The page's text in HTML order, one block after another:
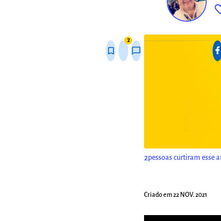
fixo
bookmark_border thumb_up_alt
2
chat_bubble_outline
2pessoas curtiram esse
Criado em 22 NOV. 2021